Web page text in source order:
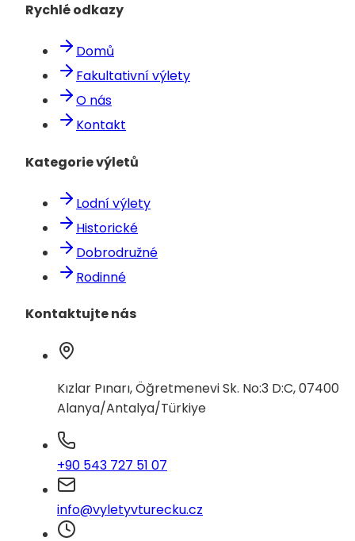
Rychlé odkazy
Domů
Fakultativní výlety
O nás
Kontakt
Kategorie výletů
Lodní výlety
Historické
Dobrodružné
Rodinné
Kontaktujte nás
Kızlar Pınarı, Öğretmenevi Sk. No:3 D:C, 07400
Alanya/Antalya/Türkiye
+90 543 727 51 07
info@vyletyvturecku.cz